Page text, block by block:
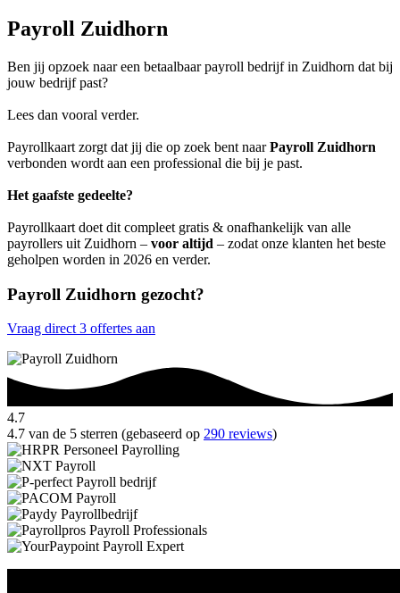
Payroll Zuidhorn
Ben jij opzoek naar een betaalbaar payroll bedrijf in Zuidhorn dat bij
jouw bedrijf past?
Lees dan vooral verder.
Payrollkaart zorgt dat jij die op zoek bent naarPayroll Zuidhorn
verbonden wordt aan een professional die bij je past.
Het gaafste gedeelte?
Payrollkaart doet dit compleet gratis & onafhankelijk van alle
payrollers uit Zuidhorn – voor altijd – zodat onze klanten het beste
geholpen worden in 2026 en verder.
Payroll Zuidhorn gezocht?
Vraag direct 3 offertes aan
4.7
4.7 van de 5 sterren (gebaseerd op 290 reviews)